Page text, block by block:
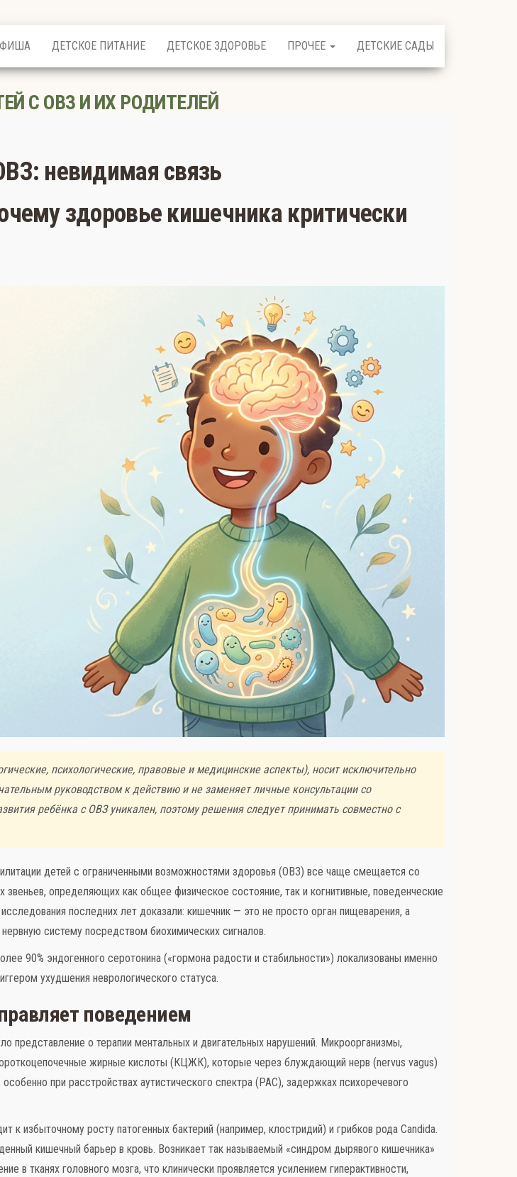
ДЕТСКОЕ ПИТАНИЕ ДЕТСКОЕ ЗДОРОВЬЕ ПРОЧЕЕ ДЕТСКИЕ САДЫ
С ОВЗ И ИХ РОДИТЕЛЕЙ
невидимая связь
здоровье кишечника критически
психологические, правовые и медицинские аспекты), носит исключительно
руководством к действию и не заменяет личные консультации со
ребёнка с ОВЗ уникален, поэтому решения следует принимать совместно с
детей с ограниченными возможностями здоровья (ОВЗ) все чаще смещается со
определяющих как общее физическое состояние, так и когнитивные, поведенческие
последних лет доказали: кишечник — это не просто орган пищеварения, а
систему посредством биохимических сигналов.
90% эндогенного серотонина («гормона радости и стабильности») локализованы именно
ухудшения неврологического статуса.
поведением
о терапии ментальных и двигательных нарушений. Микроорганизмы,
жирные кислоты (КЦЖК), которые через блуждающий нерв (nervus vagus)
при расстройствах аутистического спектра (РАС), задержках психоречевого
к избыточному росту патогенных бактерий (например, клостридий) и грибков рода Candida.
кишечный барьер в кровь. Возникает так называемый «синдром дырявого кишечника»
в тканях головного мозга, что клинически проявляется усилением гиперактивности,